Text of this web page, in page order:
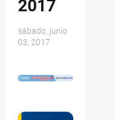
2017
sábado, junio
03, 2017